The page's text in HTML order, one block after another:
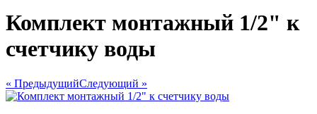
Комплект монтажный 1/2" к
счетчику воды
« ПредыдущийСледующий »